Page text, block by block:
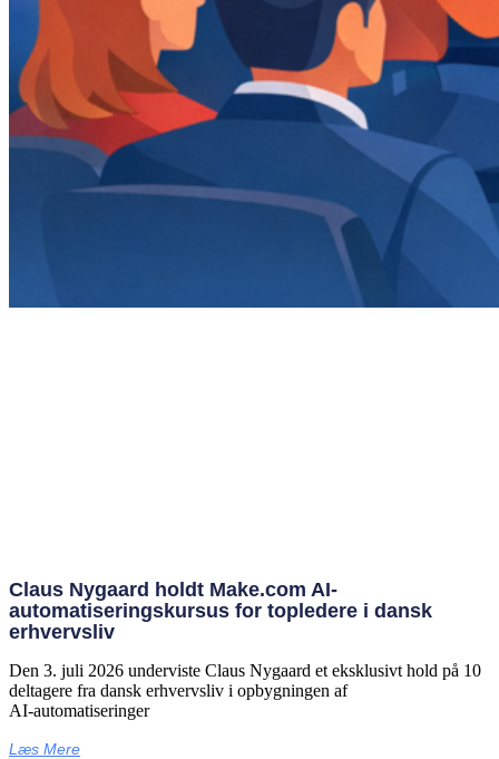
Claus Nygaard holdt Make.com AI-
automatiseringskursus for topledere i dansk
erhvervsliv
Den 3. juli 2026 underviste Claus Nygaard et eksklusivt hold på 10
deltagere fra dansk erhvervsliv i opbygningen af
AI‑automatiseringer
Læs Mere